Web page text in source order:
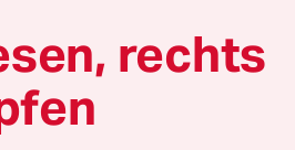
Lebensmittel verteuert.
in der Ukraine,
auf dem Weltmarkt
der russischen
ukrainischem Boden
rechts